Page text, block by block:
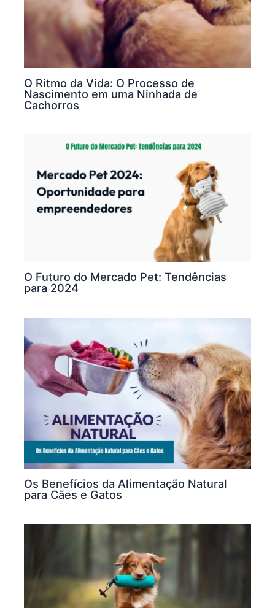
O Ritmo da Vida: O Processo de
Nascimento em uma Ninhada de
Cachorros
O Futuro do Mercado Pet: Tendências
para 2024
Os Benefícios da Alimentação Natural
para Cães e Gatos